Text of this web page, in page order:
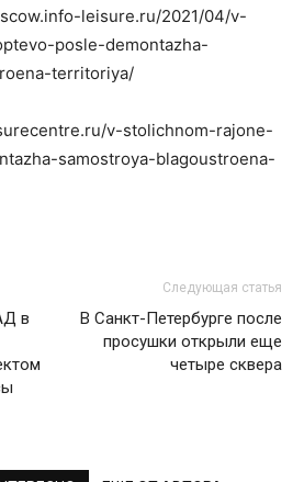
leisure.ru/2021/04/v-
posle-demontazha-
territoriya/
v-stolichnom-rajone-
samostroya-blagoustroena-
в
Следующая статья
В Санкт-Петербурге после
просушки открыли еще
четыре сквера